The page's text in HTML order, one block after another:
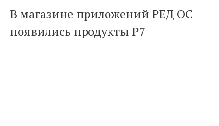
к
содержимому
В магазине приложений РЕД ОС
появились продукты Р7